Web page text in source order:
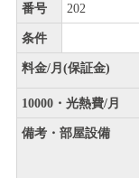
番号 202
条件
料金/月(保証金)
10000・光熱費/月
備考・部屋設備